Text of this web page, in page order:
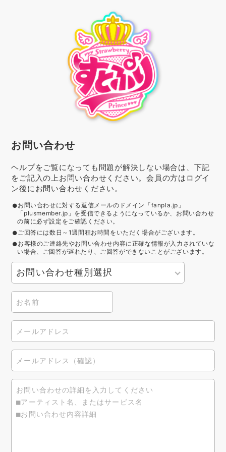
お問い合わせ
ヘルプをご覧になっても問題が解決しない場合は、下記
をご記入の上お問い合わせください。会員の方はログイ
ン後にお問い合わせください。
お問い合わせに対する返信メールのドメイン「fanpla.jp」
「plusmember.jp」を受信できるようになっているか、お問い合わせ
の前に必ず設定をご確認ください。
ご回答には数日～1週間程お時間をいただく場合がございます。
お客様のご連絡先やお問い合わせ内容に正確な情報が入力されていな
い場合、ご回答が遅れたり、ご回答ができないことがございます。